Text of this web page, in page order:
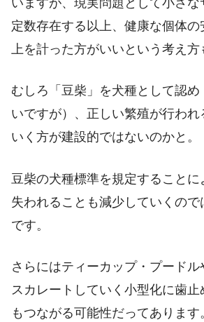
定数存在する以上、健康な個体の
上を計った方がいいという考え方
むしろ「豆柴」を犬種として認
いですが）、正しい繁殖が行わ
いく方が建設的ではないのかと。
豆柴の犬種標準を規定すること
失われることも減少していくの
です。
さらにはティーカップ・プード
スカレートしていく小型化に歯
もつながる可能性だってあります。